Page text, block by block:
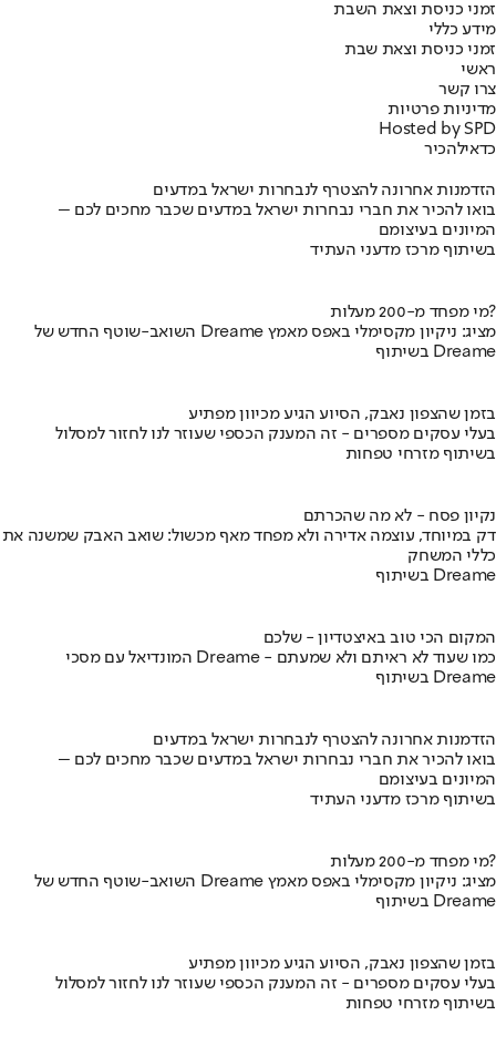
זמני כניסת וצאת השבת
מידע כללי
זמני כניסת וצאת שבת
ראשי
צרו קשר
מדיניות פרטיות
Hosted by SPD
כדאילהכיר
הזדמנות אחרונה להצטרף לנבחרות ישראל במדעים
בואו להכיר את חברי נבחרות ישראל במדעים שכבר מחכים לכם –
המיונים בעיצומם
בשיתוף מרכז מדעני העתיד
מי מפחד מ-200 מעלות?
השואב-שוטף החדש של Dreame מציג: ניקיון מקסימלי באפס מאמץ
בשיתוף Dreame
בזמן שהצפון נאבק, הסיוע הגיע מכיוון מפתיע
בעלי עסקים מספרים - זה המענק הכספי שעוזר לנו לחזור למסלול
בשיתוף מזרחי טפחות
נקיון פסח - לא מה שהכרתם
דק במיוחד, עוצמה אדירה ולא מפחד מאף מכשול: שואב האבק שמשנה את
כללי המשחק
בשיתוף Dreame
המקום הכי טוב באיצטדיון - שלכם
המונדיאל עם מסכי Dreame - כמו שעוד לא ראיתם ולא שמעתם
בשיתוף Dreame
הזדמנות אחרונה להצטרף לנבחרות ישראל במדעים
בואו להכיר את חברי נבחרות ישראל במדעים שכבר מחכים לכם –
המיונים בעיצומם
בשיתוף מרכז מדעני העתיד
מי מפחד מ-200 מעלות?
השואב-שוטף החדש של Dreame מציג: ניקיון מקסימלי באפס מאמץ
בשיתוף Dreame
בזמן שהצפון נאבק, הסיוע הגיע מכיוון מפתיע
בעלי עסקים מספרים - זה המענק הכספי שעוזר לנו לחזור למסלול
בשיתוף מזרחי טפחות